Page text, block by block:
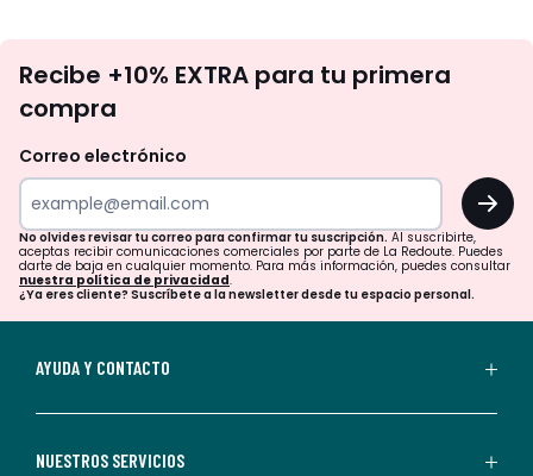
te
tu
para
confirmar
tu
suscripción.
aceptas
Recibe +10% EXTRA para tu primera
compra
Correo electrónico
OK
No olvides revisar tu correo para confirmar tu suscripción. Al suscribirte,
aceptas recibir comunicaciones comerciales por parte de La Redoute. Puedes
darte de baja en cualquier momento. Para más información, puedes consultar
nuestra política de privacidad.
¿Ya eres cliente? Suscríbete a la newsletter desde tu espacio personal.
AYUDA Y CONTACTO
NUESTROS SERVICIOS